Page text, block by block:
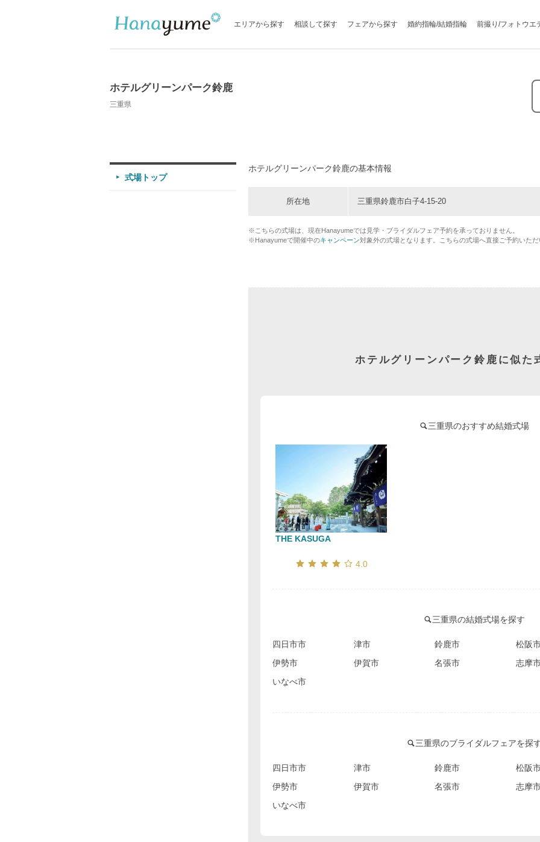
エリアから探す 相談して探す フェアから探す 婚約指輪/結婚指輪 前撮り/フォトウエ
ホテルグリーンパーク鈴鹿
三重県
式場トップ
ホテルグリーンパーク鈴鹿の基本情報
所在地 三重県鈴鹿市白子4-15-20
※こちらの式場は、現在Hanayumeでは見学・ブライダルフェア予約を承っておりません。
※Hanayumeで開催中のキャンペーン対象外の式場となります。こちらの式場へ直接ご予約いた
ホテルグリーンパーク鈴鹿に似た
三重県のおすすめ結婚式場
THE KASUGA
口コミ評価
4.0
三重県の結婚式場を探す
四日市市 津市 鈴鹿市 松阪
伊勢市
伊賀市 名張市 志摩
いなべ市
三重県のブライダルフェアを探
四日市市 津市 鈴鹿市 松阪
伊勢市
伊賀市 名張市 志摩
いなべ市